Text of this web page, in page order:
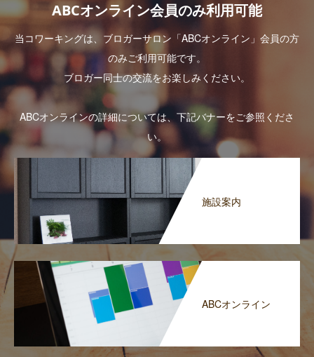
ABCオンライン会員のみ利用可能
当コワーキングは、ブロガーサロン「ABCオンライン」会員の方
のみご利用可能です。
ブロガー同士の交流をお楽しみください。
ABCオンラインの詳細については、下記バナーをご参照くださ
い。
施設案内
ABCオンライン